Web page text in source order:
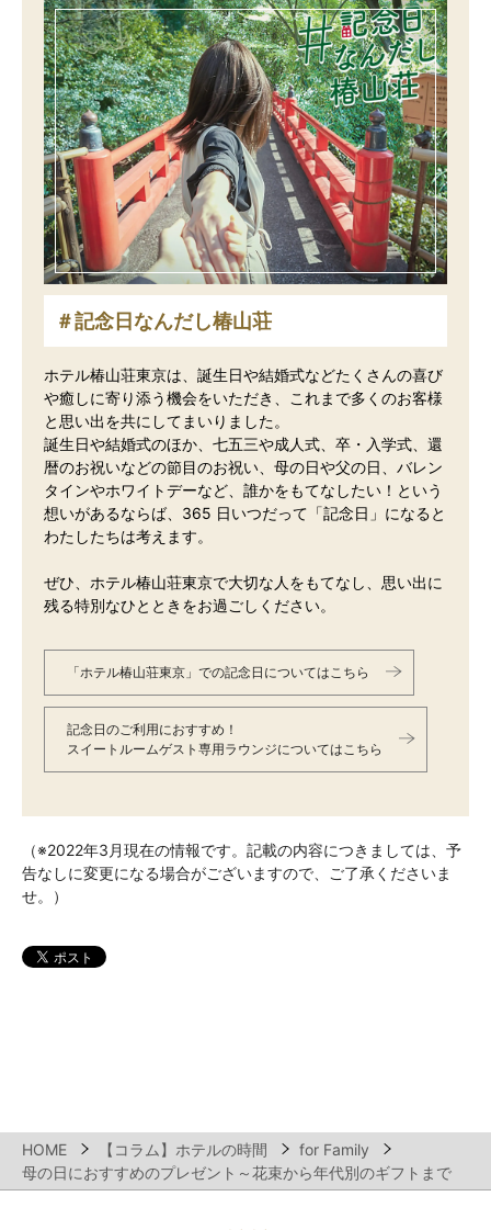
＃記念日なんだし椿山荘
ホテル椿山荘東京は、誕生日や結婚式などたくさんの喜び
や癒しに寄り添う機会をいただき、これまで多くのお客様
と思い出を共にしてまいりました。
誕生日や結婚式のほか、七五三や成人式、卒・入学式、還
暦のお祝いなどの節目のお祝い、母の日や父の日、バレン
タインやホワイトデーなど、誰かをもてなしたい！という
想いがあるならば、365 日いつだって「記念日」になると
わたしたちは考えます。
ぜひ、ホテル椿山荘東京で大切な人をもてなし、思い出に
残る特別なひとときをお過ごしください。
「ホテル椿山荘東京」での記念日についてはこちら
記念日のご利用におすすめ！
スイートルームゲスト専用ラウンジについてはこちら
（※2022年3月現在の情報です。記載の内容につきましては、予
告なしに変更になる場合がございますので、ご了承くださいま
せ。）
HOME 【コラム】ホテルの時間
for Family
母の日におすすめのプレゼント～花束から年代別のギフトまで